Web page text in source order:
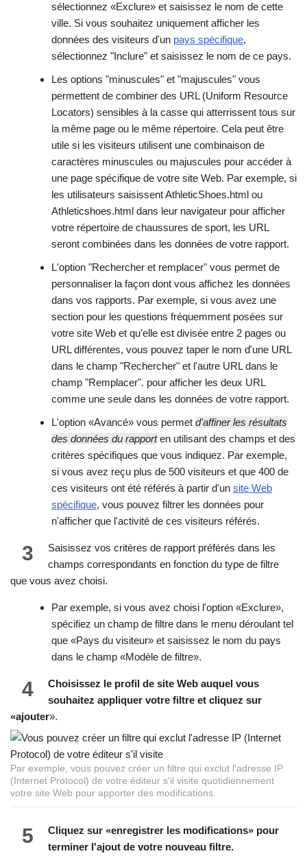
sélectionnez «Exclure» et saisissez le nom de cette
ville. Si vous souhaitez uniquement afficher les
données des visiteurs d'un pays spécifique,
sélectionnez "Inclure" et saisissez le nom de ce pays.
Les options "minuscules" et "majuscules" vous
permettent de combiner des URL (Uniform Resource
Locators) sensibles à la casse qui atterrissent tous sur
la même page ou le même répertoire. Cela peut être
utile si les visiteurs utilisent une combinaison de
caractères minuscules ou majuscules pour accéder à
une page spécifique de votre site Web. Par exemple, si
les utilisateurs saisissent AthleticShoes.html ou
Athleticshoes.html dans leur navigateur pour afficher
votre répertoire de chaussures de sport, les URL
seront combinées dans les données de votre rapport.
L'option "Rechercher et remplacer" vous permet de
personnaliser la façon dont vous affichez les données
dans vos rapports. Par exemple, si vous avez une
section pour les questions fréquemment posées sur
votre site Web et qu'elle est divisée entre 2 pages ou
URL différentes, vous pouvez taper le nom d'une URL
dans le champ "Rechercher" et l'autre URL dans le
champ "Remplacer". pour afficher les deux URL
comme une seule dans les données de votre rapport.
L'option «Avancé» vous permet d'affiner les résultats
des données du rapporten utilisant des champs et des
critères spécifiques que vous indiquez. Par exemple,
si vous avez reçu plus de 500 visiteurs et que 400 de
ces visiteurs ont été référés à partir d'un site Web
spécifique, vous pouvez filtrer les données pour
n'afficher que l'activité de ces visiteurs référés.
3
Saisissez vos critères de rapport préférés dans les
champs correspondants en fonction du type de filtre
que vous avez choisi.
Par exemple, si vous avez choisi l'option «Exclure»,
spécifiez un champ de filtre dans le menu déroulant tel
que «Pays du visiteur» et saisissez le nom du pays
dans le champ «Modèle de filtre».
4
Choisissez le profil de site Web auquel vous
souhaitez appliquer votre filtre et cliquez sur
«ajouter».
Par exemple, vous pouvez créer un filtre qui exclut l'adresse IP
(Internet Protocol) de votre éditeur s'il visite quotidiennement
votre site Web pour apporter des modifications.
5
Cliquez sur «enregistrer les modifications» pour
terminer l'ajout de votre nouveau filtre.